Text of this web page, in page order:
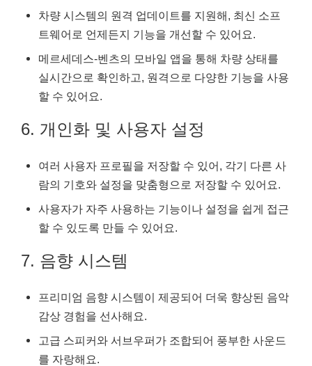
차량 시스템의 원격 업데이트를 지원해, 최신 소프
트웨어로 언제든지 기능을 개선할 수 있어요.
메르세데스-벤츠의 모바일 앱을 통해 차량 상태를
실시간으로 확인하고, 원격으로 다양한 기능을 사용
할 수 있어요.
6. 개인화 및 사용자 설정
여러 사용자 프로필을 저장할 수 있어, 각기 다른 사
람의 기호와 설정을 맞춤형으로 저장할 수 있어요.
사용자가 자주 사용하는 기능이나 설정을 쉽게 접근
할 수 있도록 만들 수 있어요.
7. 음향 시스템
프리미엄 음향 시스템이 제공되어 더욱 향상된 음악
감상 경험을 선사해요.
고급 스피커와 서브우퍼가 조합되어 풍부한 사운드
를 자랑해요.